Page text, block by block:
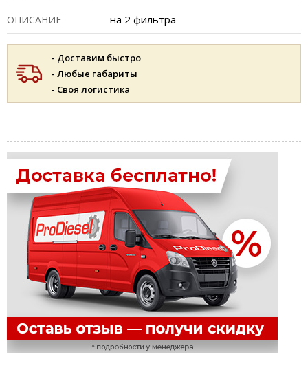
ОПИСАНИЕ на 2 фильтра
- Доставим быстро
- Любые габариты
- Своя логистика